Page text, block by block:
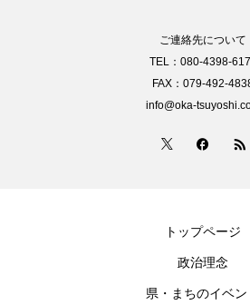
ご連絡先について
TEL：080-4398-
FAX：079-492-
info@oka-
トップページ
政治理念
県・まちのイベン